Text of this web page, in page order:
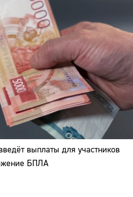
выплаты для участников
БПЛА